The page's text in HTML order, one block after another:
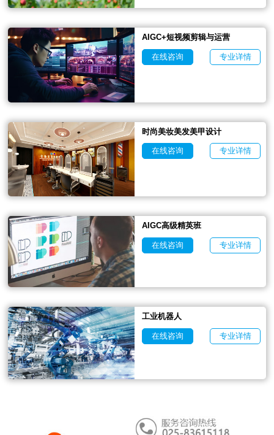
AIGC+短视频剪辑与运营
在线咨询 专业详情
时尚美妆美发美甲设计
在线咨询 专业详情
AIGC高级精英班
在线咨询 专业详情
工业机器人
在线咨询 专业详情